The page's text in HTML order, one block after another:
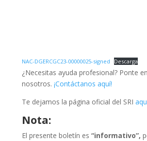
NAC-DGERCGC23-00000025-signed Descarga
¿Necesitas ayuda profesional? Ponte
nosotros. ¡Contáctanos aquí!
Te dejamos la página oficial del SRI
Nota:
El presente boletín es “informativo”,